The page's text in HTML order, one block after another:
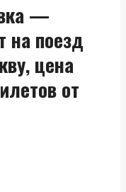
—
на поезд
цена
от